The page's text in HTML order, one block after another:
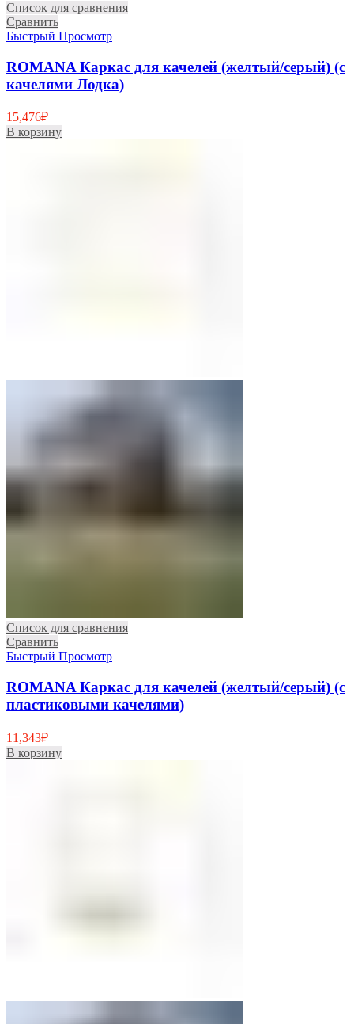
Список для сравнения
Сравнить
Быстрый Просмотр
ROMANA Каркас для качелей (желтый/серый) (с
качелями Лодка)
15,476₽
В корзину
Список для сравнения
Сравнить
Быстрый Просмотр
ROMANA Каркас для качелей (желтый/серый) (с
пластиковыми качелями)
11,343₽
В корзину